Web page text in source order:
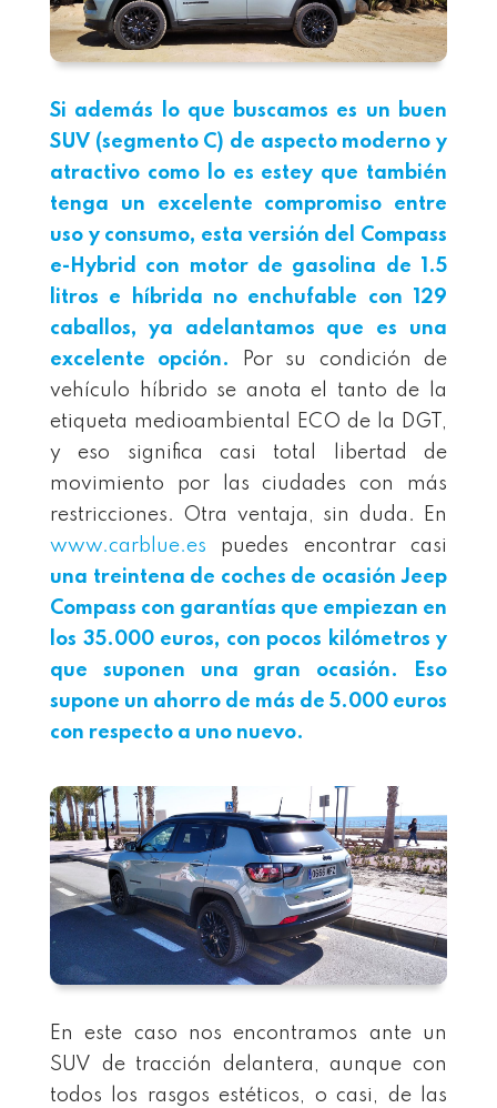
Si además lo que buscamos es un buen
SUV (segmento C) de aspecto moderno y
atractivo como lo es estey que también
tenga un excelente compromiso entre
uso y consumo, esta versión del Compass
e-Hybrid con motor de gasolina de 1.5
litros e híbrida no enchufable con 129
caballos, ya adelantamos que es una
excelente opción.
Por su condición de
vehículo híbrido se anota el tanto de la
etiqueta medioambiental ECO de la DGT,
y eso significa casi total libertad de
movimiento por las ciudades con más
restricciones. Otra ventaja, sin duda. En
www.carblue.es puedes encontrar casi
una treintena de coches de ocasión Jeep
Compass con garantías que empiezan en
los 35.000 euros, con pocos kilómetros y
que suponen una gran ocasión. Eso
supone un ahorro de más de 5.000 euros
con respecto a uno nuevo.
En este caso nos encontramos ante un
SUV de tracción delantera, aunque con
todos los rasgos estéticos, o casi, de las